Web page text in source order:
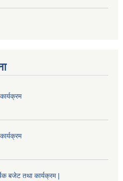
बजेट तथा कार्यक्रम |